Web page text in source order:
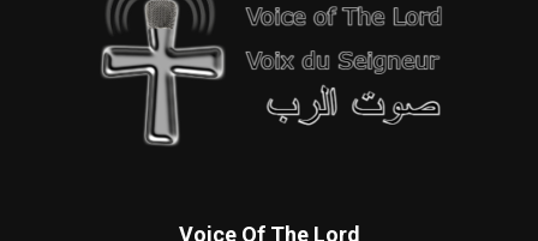
Voice Of The Lord